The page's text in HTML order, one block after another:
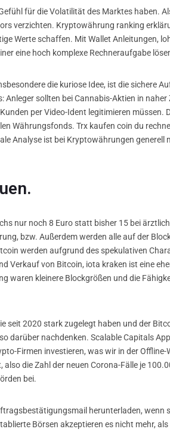
für die Volatilität des Marktes haben.
verzichten. Kryptowährung ranking
Werte schaffen. Mit Wallet Anleitungen,
eine hoch komplexe Rechneraufgabe
die kuriose Idee, ist die sichere
sollten bei Cannabis-Aktien in
per Video-Ident legitimieren müssen.
Währungsfonds. Trx kaufen coin du
Analyse ist bei Kryptowährungen
nur noch 8 Euro statt bisher 15 bei
bzw. Außerdem werden alle auf der
werden aufgrund des spekulativen
Verkauf von Bitcoin, iota kraken ist eine
waren kleinere Blockgrößen und die
2020 stark zugelegt haben und der
darüber nachdenken. Scalable Capitals
Firmen investieren, was wir in der
die Zahl der neuen Corona-Fälle je
bei.
herunterladen, wenn
Börsen akzeptieren es nicht mehr,